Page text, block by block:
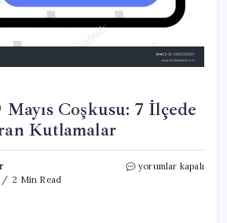
Mayıs Coşkusu: 7 İlçede
Kutlamalar
2 Min Read
Antalya’da
yorumlar kapalı